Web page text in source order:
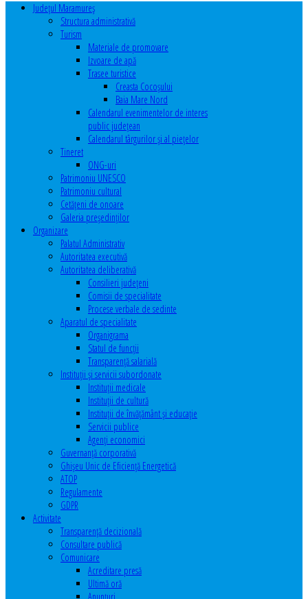
Judeţul Maramureş
Structura administrativă
Turism
Materiale de promovare
Izvoare de apă
Trasee turistice
Creasta Cocoșului
Baia Mare Nord
Calendarul evenimentelor de interes
public judeţean
Calendarul târgurilor şi al pieţelor
Tineret
ONG-uri
Patrimoniu UNESCO
Patrimoniu cultural
Cetăţeni de onoare
Galeria președinților
Organizare
Palatul Administrativ
Autoritatea executivă
Autoritatea deliberativă
Consilieri judeţeni
Comisii de specialitate
Procese verbale de sedinte
Aparatul de specialitate
Organigrama
Statul de funcții
Transparență salarială
Instituţii şi servicii subordonate
Instituţii medicale
Instituţii de cultură
Instituţii de învăţământ şi educaţie
Servicii publice
Agenţi economici
Guvernanță corporativă
Ghişeu Unic de Eficienţă Energetică
ATOP
Regulamente
GDPR
Activitate
Transparenţă decizională
Consultare publică
Comunicare
Acreditare presă
Ultimă oră